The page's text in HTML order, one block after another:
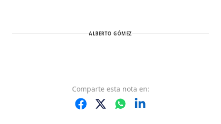
ALBERTO GÓMEZ
Comparte esta nota en: